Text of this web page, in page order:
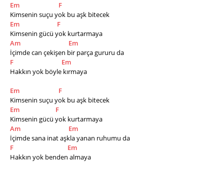
Em
F
Kimsenin suçu yok bu aşk bitecek
Em
F
Kimsenin gücü yok kurtarmaya
Am
Em
İçimde can çekişen bir parça gururu da
F
Em
Hakkın yok böyle kırmaya
Em
F
Kimsenin suçu yok bu aşk bitecek
Em
F
Kimsenin gücü yok kurtarmaya
Am
Em
İçimde sana inat aşkla yanan ruhumu da
F
Em
Hakkın yok benden almaya